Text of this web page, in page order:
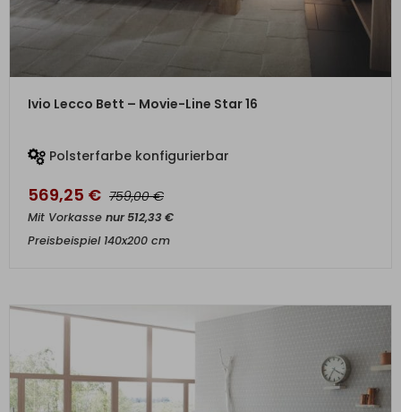
ZUM PRODUKT
Ivio Lecco Bett – Movie-Line Star 16
Polsterfarbe konfigurierbar
569,25 € 759,00€
Mit Vorkasse nur512,33€
Preisbeispiel 140x200 cm